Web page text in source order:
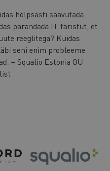
hõlpsasti saavutada
parandada IT taristut, et
reeglitega? Kuidas
seni enim probleeme
– Squalio Estonia OÜ